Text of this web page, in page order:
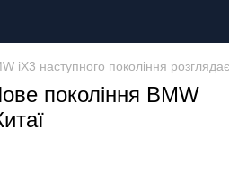
наступного покоління
покоління BMW